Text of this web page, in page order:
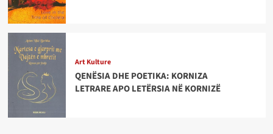
Art Kulture
QENËSIA DHE POETIKA: KORNIZA
LETRARE APO LETËRSIA NË KORNIZË